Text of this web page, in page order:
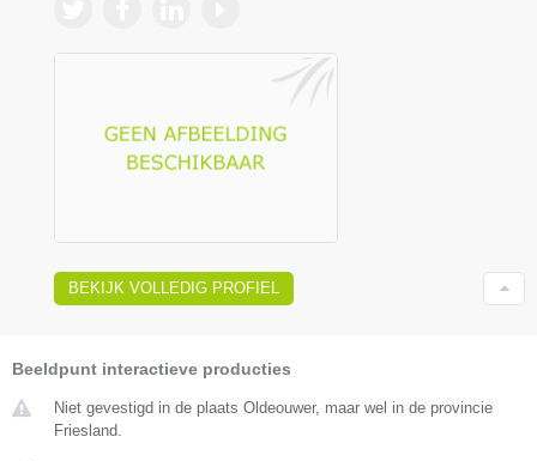
BEKIJK VOLLEDIG PROFIEL
Beeldpunt interactieve producties
Niet gevestigd in de plaats Oldeouwer, maar wel in de provincie
Friesland.